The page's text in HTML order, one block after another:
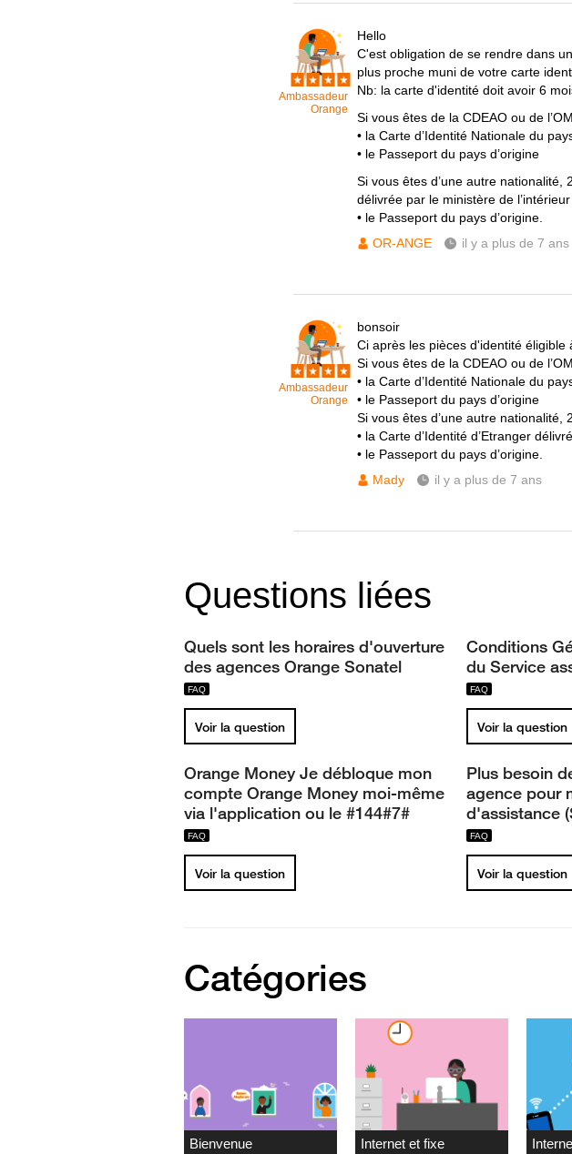
Ambassadeur
Orange
Hello
C'est obligation de se rendre dans
plus proche muni de votre carte
Nb: la carte d'identité doit avoir 6
Si vous êtes de la CDEAO ou de
• la Carte d’Identité Nationale du
• le Passeport du pays d’origine
Si vous êtes d’une autre nationalité,
délivrée par le ministère de
• le Passeport du pays d’origine.
OR-ANGE
il y a plus de 7 ans
Ambassadeur
Orange
bonsoir
Ci après les pièces d'identité éligible
Si vous êtes de la CDEAO ou de
• la Carte d’Identité Nationale du
• le Passeport du pays d’origine
Si vous êtes d’une autre nationalité,
• la Carte d’Identité d’Etranger
• le Passeport du pays d’origine.
Mady
il y a plus de 7 ans
Questions liées
Quels sont les horaires d'ouverture
des agences Orange Sonatel
Voir la question
Conditions
du Service
Voir la question
Orange Money Je débloque mon
compte Orange Money moi-même
via l'application ou le #144#7#
Voir la question
Plus besoin
agence pour
d'assistance
Voir la question
Catégories
Bienvenue Internet et fixe